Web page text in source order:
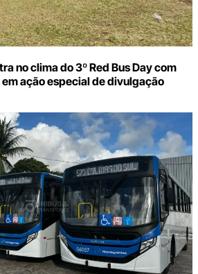
no clima do 3º Red Bus Day com
em ação especial de divulgação